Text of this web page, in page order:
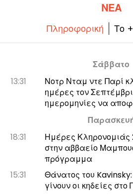
ΝΈΑ
Πληροφορική Το
Σάββατο
13:31
Νοτρ Νταμ ντε Παρί
ημέρες τον
ημερομηνίες να
18:31
Ημέρες Κληρονομιάς
στην αββαείο
πρόγραμμα
15:31
Θάνατος του
γίνουν οι κηδείες στο